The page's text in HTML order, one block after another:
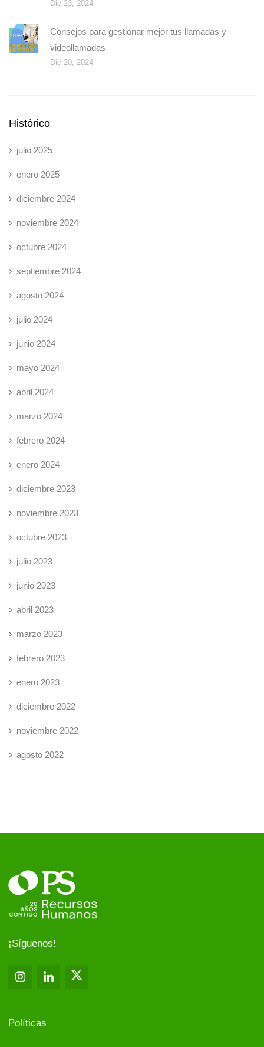
Dic 23, 2024
Consejos para gestionar mejor tus llamadas y
videollamadas
Dic 20, 2024
Histórico
julio 2025
enero 2025
diciembre 2024
noviembre 2024
octubre 2024
septiembre 2024
agosto 2024
julio 2024
junio 2024
mayo 2024
abril 2024
marzo 2024
febrero 2024
enero 2024
diciembre 2023
noviembre 2023
octubre 2023
julio 2023
junio 2023
abril 2023
marzo 2023
febrero 2023
enero 2023
diciembre 2022
noviembre 2022
agosto 2022
¡Síguenos!
Políticas